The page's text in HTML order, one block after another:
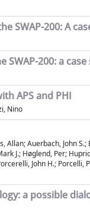
SWAP-200: A
200: a
APS and PHI
Nino
Auerbach, John
J.; Høglend, Per;
John H.;
a possible